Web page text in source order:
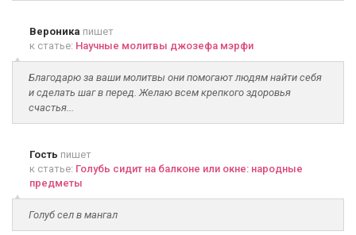
Вероника пишет
к статье: Научные молитвы джозефа мэрфи
Благодарю за ваши молитвы они помогают людям найти себя
и сделать шаг в перед. Желаю всем крепкого здоровья
счастья...
Гость пишет
к статье: Голубь сидит на балконе или окне: народные
предметы
Голуб сел в мангал